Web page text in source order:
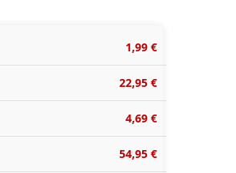
1,99 €
22,95 €
4,69 €
54,95 €